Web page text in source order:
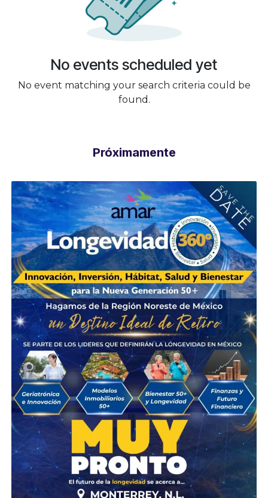
No events scheduled yet
No event matching your search criteria could be
found.
Próximamente